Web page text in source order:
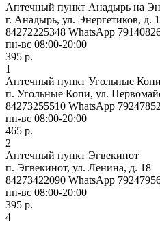
Аптечный пункт Анадырь на
г. Анадырь, ул. Энергетиков, д.
84272225348 WhatsApp
пн-вс 08:00-20:00
395 р.
1
Аптечный пункт Угольные
п. Угольные Копи, ул.
84273255510 WhatsApp
пн-вс 08:00-20:00
465 р.
2
Аптечный пункт Эгвекинот
п. Эгвекинот, ул. Ленина, д. 18
84273422090 WhatsApp
пн-вс 08:00-20:00
395 р.
4